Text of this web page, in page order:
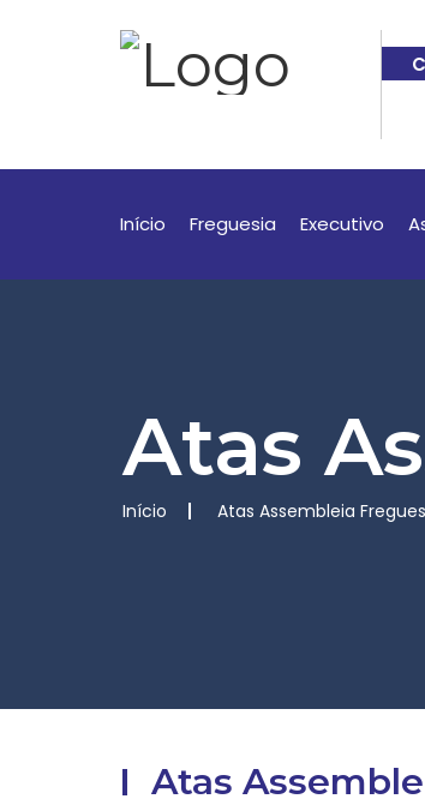
Início Freguesia Executivo
Atas
Início Atas Assembleia
Atas